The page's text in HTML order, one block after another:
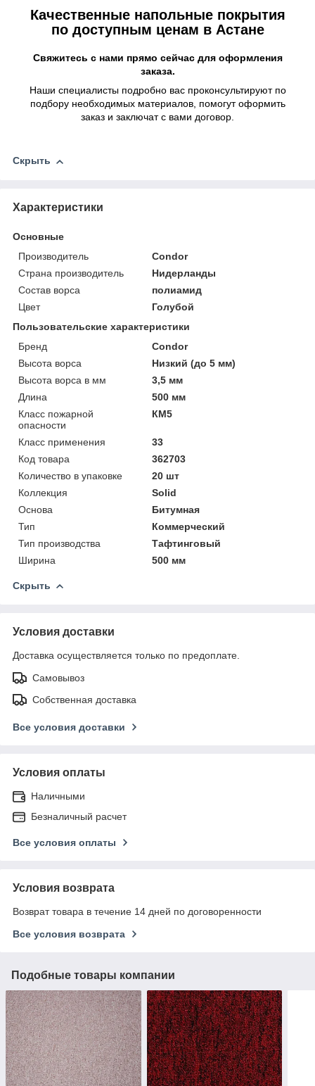
Качественные напольные покрытия
по доступным ценам в Астане
Свяжитесь с нами прямо сейчас для оформления
заказа.
Наши специалисты подробно вас проконсультируют по
подбору необходимых материалов, помогут оформить
заказ и заключат с вами договор.
Скрыть
Характеристики
Основные
Производитель
Condor
Страна производитель
Нидерланды
Состав ворса
полиамид
Цвет
Голубой
Пользовательские характеристики
Бренд
Condor
Высота ворса
Низкий (до 5 мм)
Высота ворса в мм
3,5 мм
Длина
500 мм
Класс пожарной
опасности
КМ5
Класс применения
33
Код товара
362703
Количество в упаковке
20 шт
Коллекция
Solid
Основа
Битумная
Тип
Коммерческий
Тип производства
Тафтинговый
Ширина
500 мм
Скрыть
Условия доставки
Доставка осуществляется только по предоплате.
Самовывоз
Собственная доставка
Все условия доставки
Условия оплаты
Наличными
Безналичный расчет
Все условия оплаты
Условия возврата
Возврат товара в течение 14 дней по договоренности
Все условия возврата
Подобные товары компании